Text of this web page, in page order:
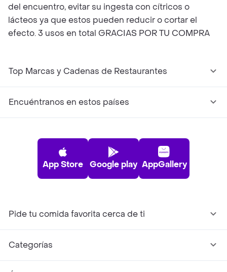
del encuentro, evitar su ingesta con cítricos o
lácteos ya que estos pueden reducir o cortar el
efecto. 3 usos en total GRACIAS POR TU COMPRA
Top Marcas y Cadenas de Restaurantes
Encuéntranos en estos países
App Store Google play AppGallery
Pide tu comida favorita cerca de ti
Categorías